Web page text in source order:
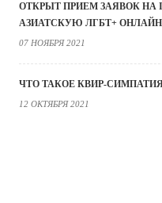
ОТКРЫТ ПРИЕМ ЗАЯВОК НА
АЗИАТСКУЮ ЛГБТ+
07 НОЯБРЯ 2021
ЧТО ТАКОЕ КВИР-
12 ОКТЯБРЯ 2021